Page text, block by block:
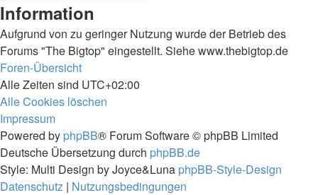
Information
Aufgrund von zu geringer Nutzung wurde der Betrieb des
Forums "The Bigtop" eingestellt. Siehe www.thebigtop.de
Foren-Übersicht
Alle Zeiten sind UTC+02:00
Alle Cookies löschen
Impressum
Powered by phpBB® Forum Software © phpBB Limited
Deutsche Übersetzung durch phpBB.de
Style: Multi Design by Joyce&Luna phpBB-Style-Design
Datenschutz | Nutzungsbedingungen